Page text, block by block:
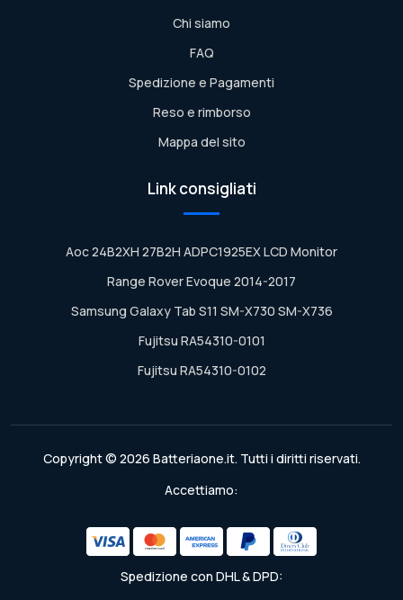
Chi siamo
FAQ
Spedizione e Pagamenti
Reso e rimborso
Mappa del sito
Link consigliati
Aoc 24B2XH 27B2H ADPC1925EX LCD Monitor
Range Rover Evoque 2014-2017
Samsung Galaxy Tab S11 SM-X730 SM-X736
Fujitsu RA54310-0101
Fujitsu RA54310-0102
Copyright © 2026 Batteriaone.it. Tutti i diritti riservati.
Accettiamo:
Spedizione con DHL & DPD: